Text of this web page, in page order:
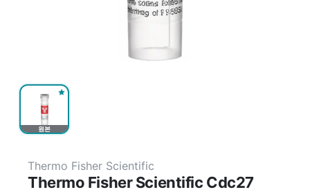
원본
Thermo Fisher Scientific
Thermo Fisher Scientific Cdc27